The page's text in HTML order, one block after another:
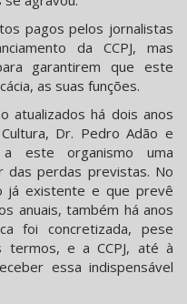
pagos pelos jornalistas
da CCPJ, mas
garantirem que este
as suas funções.
atualizados há dois anos
Dr. Pedro Adão e
este organismo uma
das perdas previstas. No
já existente e que prevê
anuais, também há anos
foi concretizada, pese
e a CCPJ, até à
essa indispensável